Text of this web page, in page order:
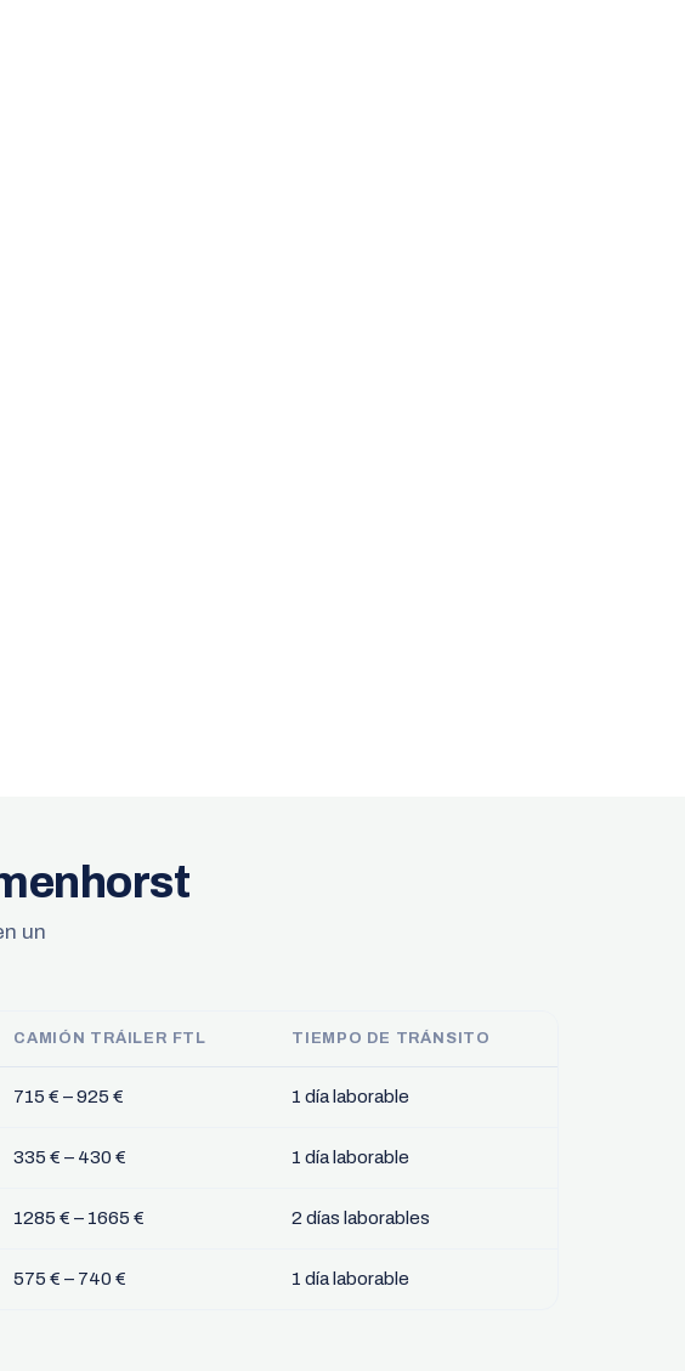
un
CAMIÓN TRÁILER FTL TIEMPO DE TRÁNSITO
715 € – 925 € 1 día laborable
335 € – 430 € 1 día laborable
1285 € – 1665 € 2 días laborables
575 € – 740 € 1 día laborable